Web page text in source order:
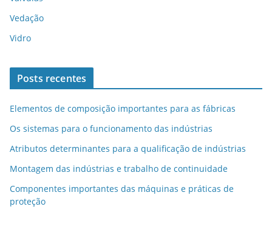
Vedação
Vidro
Posts recentes
Elementos de composição importantes para as fábricas
Os sistemas para o funcionamento das indústrias
Atributos determinantes para a qualificação de indústrias
Montagem das indústrias e trabalho de continuidade
Componentes importantes das máquinas e práticas de
proteção